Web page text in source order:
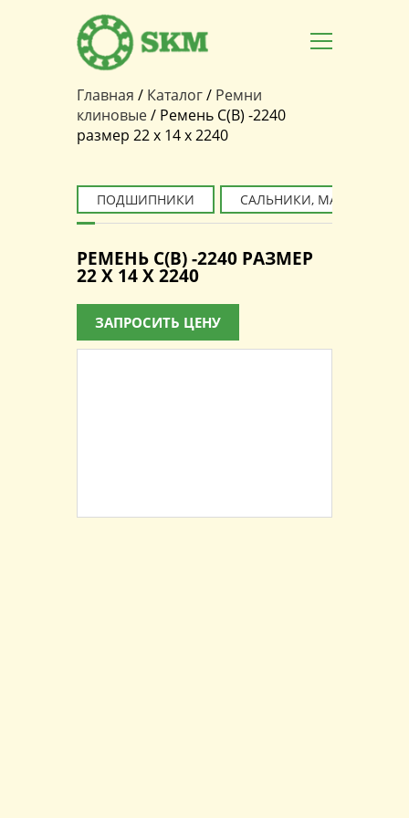
Вы здесь
Главная / Каталог/ Ремни
клиновые/ Ремень C(В) -2240
размер 22 x 14 x 2240
ПОДШИПНИКИ САЛЬНИКИ, МАНЖЕТЫ
РЕМЕНЬ C(В) -2240 РАЗМЕР
22 X 14 X 2240
ЗАПРОСИТЬ ЦЕНУ